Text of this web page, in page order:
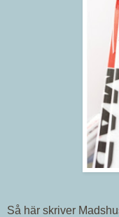
Så här skriver